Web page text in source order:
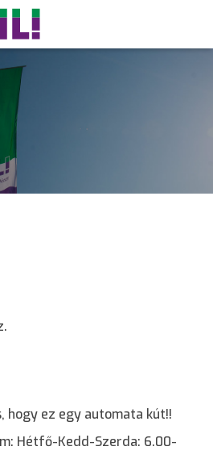
hogy ez egy automata kút!!
Hétfő-Kedd-Szerda: 6.00-